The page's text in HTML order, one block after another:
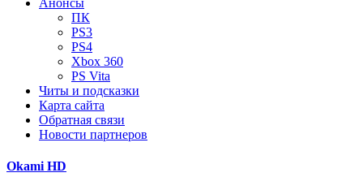
Анонсы
ПК
PS3
PS4
Xbox 360
PS Vita
Читы и подсказки
Карта сайта
Обратная связи
Новости партнеров
Okami HD